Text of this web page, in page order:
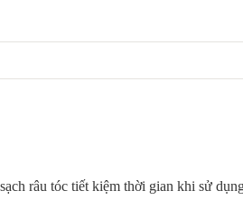
râu tóc tiết kiệm thời gian khi sử